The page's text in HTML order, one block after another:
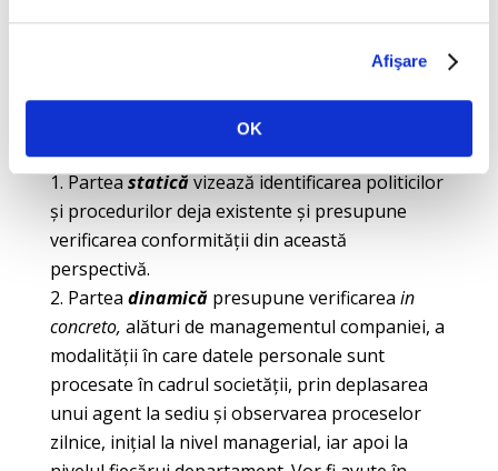
Afişare
OK
Metodologia procesului de auditare se
unul static și unul dinamic.
Parteastaticăvizează identificarea politicilor
și procedurilor deja existente și presupune
verificarea conformității din această
perspectivă.
Partea dinamicăpresupune verificarea in
concreto, alături de managementul companiei, a
modalității în care datele personale sunt
procesate în cadrul societății, prin deplasarea
unui agent la sediu și observarea proceselor
zilnice, inițial la nivel managerial, iar apoi la